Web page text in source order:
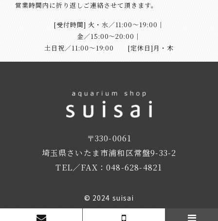
営業時間内に折り返しご連絡させて頂きます。
[受付時間] 火・水／11:00～19:00｜
​​​​​​​金／15:00〜20:00｜
​​​​​​​土日祝／11:00〜19:00 [定休日]月・木
〒330-0061
​​​​​​​埼玉県さいたま市浦和区常盤9-33-2
TEL／FAX：048-628-4821
© 2024 suisai